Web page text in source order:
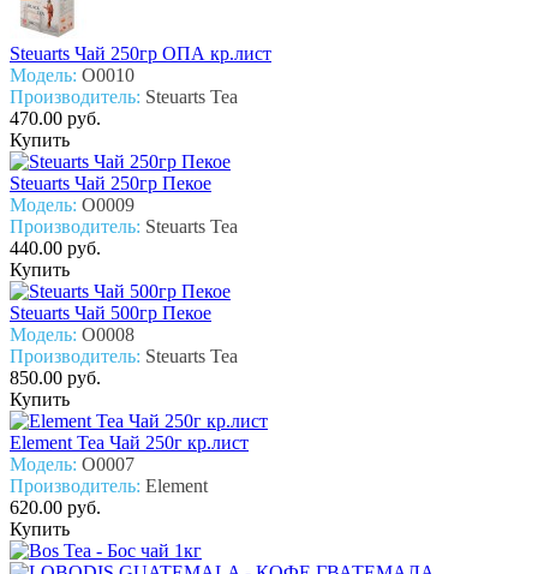
Steuarts Чай 250гр ОПА кр.лист
Модель: О0010
Производитель: Steuarts Tea
470.00 руб.
Купить
Steuarts Чай 250гр Пекое
Модель: О0009
Производитель: Steuarts Tea
440.00 руб.
Купить
Steuarts Чай 500гр Пекое
Модель: О0008
Производитель: Steuarts Tea
850.00 руб.
Купить
Element Tea Чай 250г кр.лист
Модель: О0007
Производитель: Element
620.00 руб.
Купить